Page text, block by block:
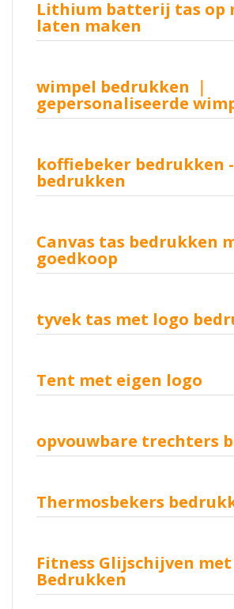
Lithium batterij tas op
laten maken
wimpel bedrukken ｜
gepersonaliseerde
koffiebeker bedrukken
bedrukken
Canvas tas bedrukken
goedkoop
tyvek tas met logo
Tent met eigen logo
opvouwbare trechters
Thermosbekers
Fitness Glijschijven
Bedrukken